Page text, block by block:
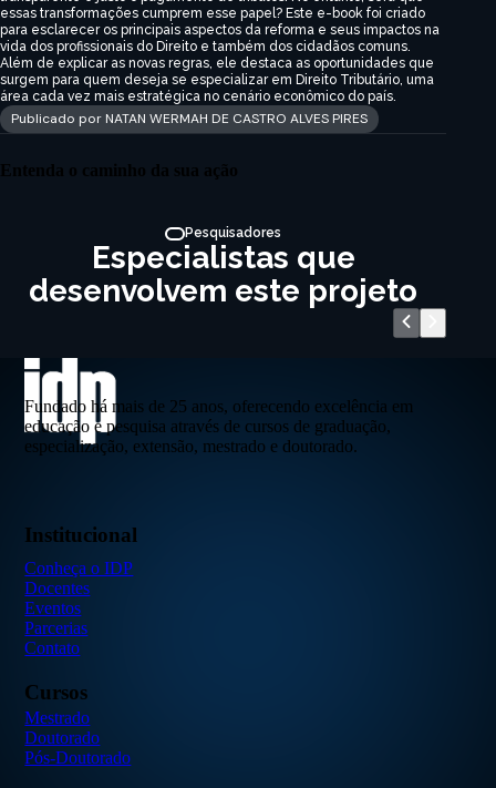
essas transformações cumprem esse papel? Este e-book foi criado
para esclarecer os principais aspectos da reforma e seus impactos na
vida dos profissionais do Direito e também dos cidadãos comuns.
Além de explicar as novas regras, ele destaca as oportunidades que
surgem para quem deseja se especializar em Direito Tributário, uma
área cada vez mais estratégica no cenário econômico do país.
Publicado por NATAN WERMAH DE CASTRO ALVES PIRES
Entenda o caminho da sua ação
Pesquisadores
Especialistas que
desenvolvem este projeto
Fundado há mais de 25 anos, oferecendo excelência em
educação e pesquisa através de cursos de graduação,
especialização, extensão, mestrado e doutorado.
Institucional
Conheça o IDP
Docentes
Eventos
Parcerias
Contato
Cursos
Mestrado
Doutorado
Pós-Doutorado